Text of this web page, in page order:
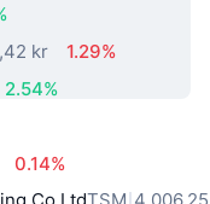
kr
1.29%
2.54%
0.14%